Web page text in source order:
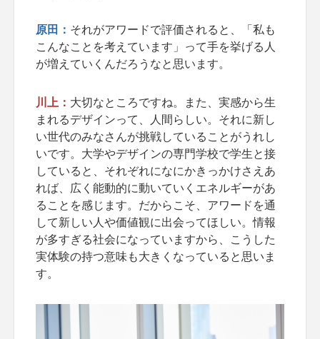
原田： それがアワードで評価されると、「私も
こんなことを考えています」って手を挙げる人
が増えていくんだろうなと思います。
川上： 大切なところですね。また、実感から生
まれるデザインって、人間らしい。それに新し
い世代のみなさんが挑戦していることがうれし
いです。大学やデザインの専門学校で学生と接
していると、それぞれになにかきっかけさえあ
れば、広く能動的に動いていくエネルギーがあ
ることを感じます。だからこそ、アワードを通
して新しい人や価値観に出会ってほしい。情報
が多すぎる社会になっていますから、こうした
実体験の持つ意味も大きくなっていると思いま
す。